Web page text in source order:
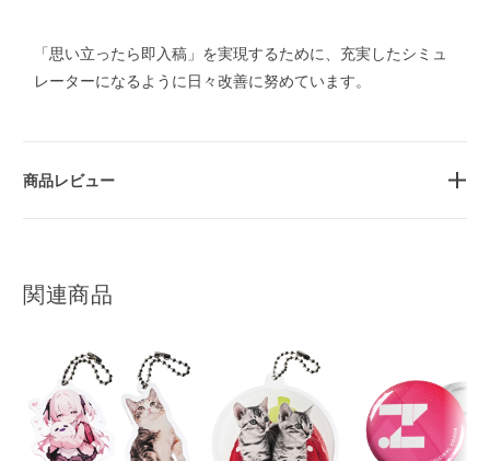
「思い立ったら即入稿」を実現するために、充実したシミュ
レーターになるように日々改善に努めています。
商品レビュー
関連商品